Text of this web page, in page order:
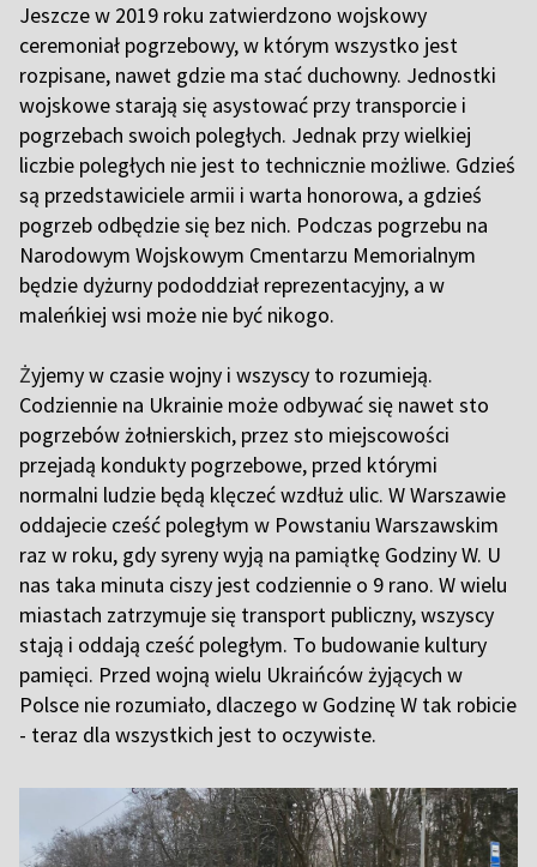
Jeszcze w 2019 roku zatwierdzono wojskowy
ceremoniał pogrzebowy, w którym wszystko jest
rozpisane, nawet gdzie ma stać duchowny. Jednostki
wojskowe starają się asystować przy transporcie i
pogrzebach swoich poległych. Jednak przy wielkiej
liczbie poległych nie jest to technicznie możliwe. Gdzieś
są przedstawiciele armii i warta honorowa, a gdzieś
pogrzeb odbędzie się bez nich. Podczas pogrzebu na
Narodowym Wojskowym Cmentarzu Memorialnym
będzie dyżurny pododdział reprezentacyjny, a w
maleńkiej wsi może nie być nikogo.
Żyjemy w czasie wojny i wszyscy to rozumieją.
Codziennie na Ukrainie może odbywać się nawet sto
pogrzebów żołnierskich, przez sto miejscowości
przejadą kondukty pogrzebowe, przed którymi
normalni ludzie będą klęczeć wzdłuż ulic. W Warszawie
oddajecie cześć poległym w Powstaniu Warszawskim
raz w roku, gdy syreny wyją na pamiątkę Godziny W. U
nas taka minuta ciszy jest codziennie o 9 rano. W wielu
miastach zatrzymuje się transport publiczny, wszyscy
stają i oddają cześć poległym. To budowanie kultury
pamięci. Przed wojną wielu Ukraińców żyjących w
Polsce nie rozumiało, dlaczego w Godzinę W tak robicie
- teraz dla wszystkich jest to oczywiste.